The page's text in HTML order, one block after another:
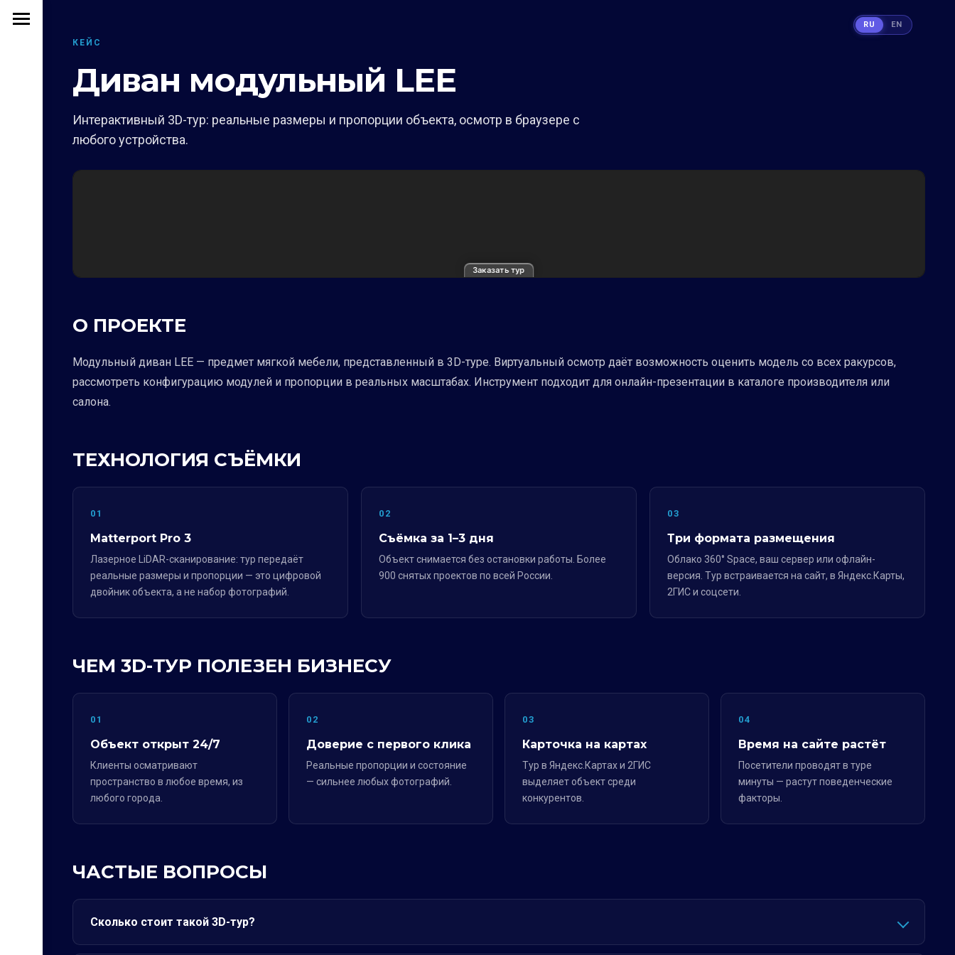
КЕЙС
Диван модульный LEE
Интерактивный 3D-тур: реальные размеры и пропорции объекта, осмотр в браузере с
любого устройства.
Заказать тур
О ПРОЕКТЕ
Модульный диван LEE — предмет мягкой мебели, представленный в 3D-туре. Виртуальный осмотр даёт возможность оценить модель со всех ракурсов,
рассмотреть конфигурацию модулей и пропорции в реальных масштабах. Инструмент подходит для онлайн-презентации в каталоге производителя или
салона.
ТЕХНОЛОГИЯ СЪЁМКИ
01
Matterport Pro 3
Лазерное LiDAR-сканирование: тур передаёт
реальные размеры и пропорции — это цифровой
двойник объекта, а не набор фотографий.
02
Съёмка за 1–3 дня
Объект снимается без остановки работы. Более
900 снятых проектов по всей России.
03
Три формата размещения
Облако 360° Space, ваш сервер или офлайн-
версия. Тур встраивается на сайт, в Яндекс.Карты,
2ГИС и соцсети.
ЧЕМ 3D-ТУР ПОЛЕЗЕН БИЗНЕСУ
01
Объект открыт 24/7
Клиенты осматривают
пространство в любое время, из
любого города.
02
Доверие с первого клика
Реальные пропорции и состояние
— сильнее любых фотографий.
03
Карточка на картах
Тур в Яндекс.Картах и 2ГИС
выделяет объект среди
конкурентов.
04
Время на сайте растёт
Посетители проводят в туре
минуты — растут поведенческие
факторы.
ЧАСТЫЕ ВОПРОСЫ
Сколько стоит такой 3D-тур?
RU EN